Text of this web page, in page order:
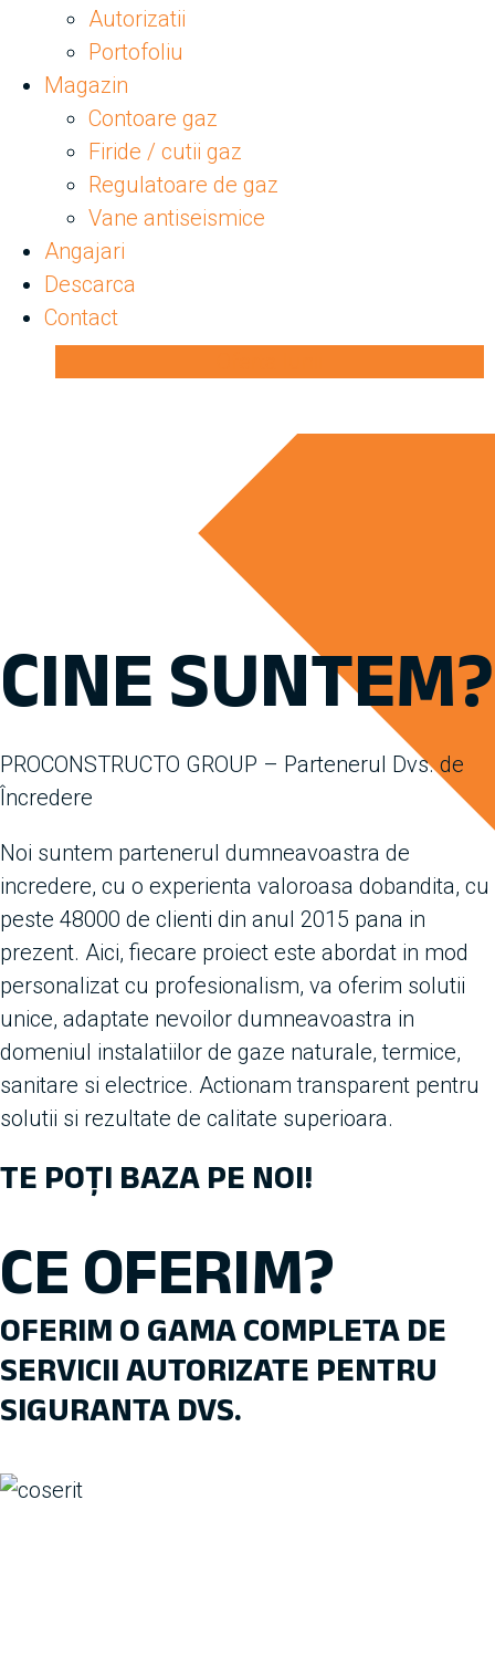
Autorizatii
Portofoliu
Magazin
Contoare gaz
Firide / cutii gaz
Regulatoare de gaz
Vane antiseismice
Angajari
Descarca
Contact
CINE SUNTEM?
PROCONSTRUCTO GROUP – Partenerul Dvs. de
Încredere
Noi suntem partenerul dumneavoastra de
incredere, cu o experienta valoroasa dobandita, cu
peste 48000 de clienti din anul 2015 pana in
prezent. Aici, fiecare proiect este abordat in mod
personalizat cu profesionalism, va oferim solutii
unice, adaptate nevoilor dumneavoastra in
domeniul instalatiilor de gaze naturale, termice,
sanitare si electrice. Actionam transparent pentru
solutii si rezultate de calitate superioara.
TE POȚI BAZA PE NOI!
CE OFERIM?
OFERIM O GAMA COMPLETA DE
SERVICII AUTORIZATE PENTRU
SIGURANTA DVS.